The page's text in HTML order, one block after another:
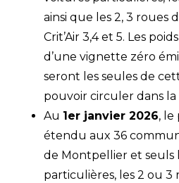
ainsi que les 2, 3 roues
Crit’Air 3,4 et 5. Les
d’une vignette zéro
seront les seules de
pouvoir circuler dans la
Au 1er janvier 2026, le
étendu aux 36
de Montpellier et seuls
particulières, les 2 ou 3